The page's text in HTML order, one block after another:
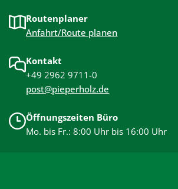
Routenplaner
Anfahrt/Route planen
Kontakt
+49 2962 9711-0
post@pieperholz.de
Öffnungszeiten Büro
Mo. bis Fr.: 8:00 Uhr bis 16:00 Uhr